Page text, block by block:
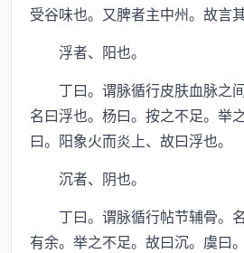
受谷味也。又脾者主中州。故言
浮者、阳也。
丁曰。谓脉循行皮肤血脉之
名曰浮也。杨曰。按之不足。举
曰。阳象火而炎上、故曰浮也。
沉者、阴也。
丁曰。谓脉循行帖节辅骨。
有余。举之不足。故曰沉。虞曰